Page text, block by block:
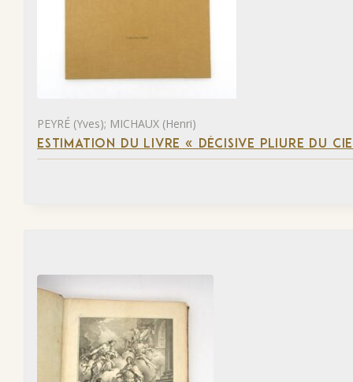
PEYRÉ (Yves); MICHAUX (Henri)
ESTIMATION DU LIVRE « DÉCISIVE PLIURE DU